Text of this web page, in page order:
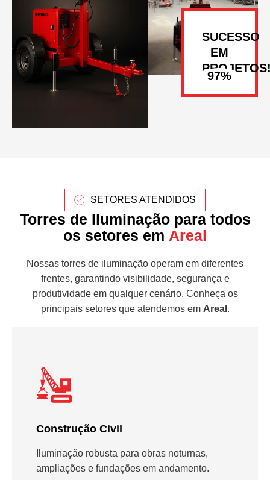
SUCESSO
EM
SETORES ATENDIDOS
Torres de Iluminação para todos
os setores em Areal
Nossas torres de iluminação operam em diferentes
frentes, garantindo visibilidade, segurança e
produtividade em qualquer cenário. Conheça os
principais setores que atendemos em Areal .
Construção Civil
Iluminação robusta para obras noturnas,
ampliações e fundações em andamento.